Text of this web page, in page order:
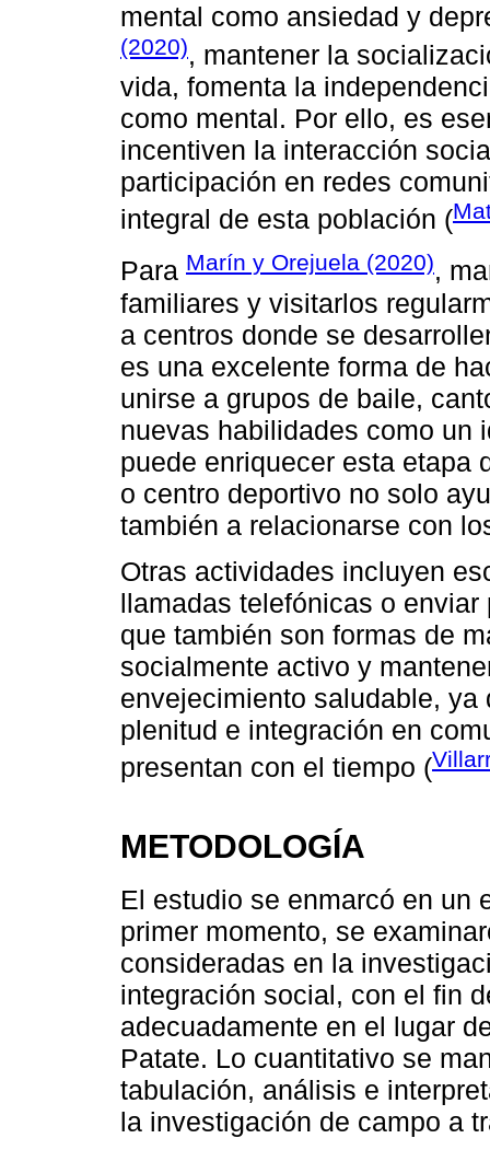
mental como ansiedad y
(2020), mantener la
vida, fomenta la
como mental. Por ello, es
incentiven la interacción
participación en redes
integral de esta población (
Para Marín y Orejuela (2020),
familiares y visitarlos
a centros donde se
es una excelente forma de
unirse a grupos de baile,
nuevas habilidades como un
puede enriquecer esta etapa
o centro deportivo no solo
también a relacionarse con
Otras actividades incluyen
llamadas telefónicas o
que también son formas de
socialmente activo y
envejecimiento saludable,
plenitud e integración en
presentan con el tiempo (
METODOLOGÍA
El estudio se enmarcó en un
primer momento, se
consideradas en la
integración social, con el fin
adecuadamente en el lugar
Patate. Lo cuantitativo se
tabulación, análisis e
la investigación de campo a